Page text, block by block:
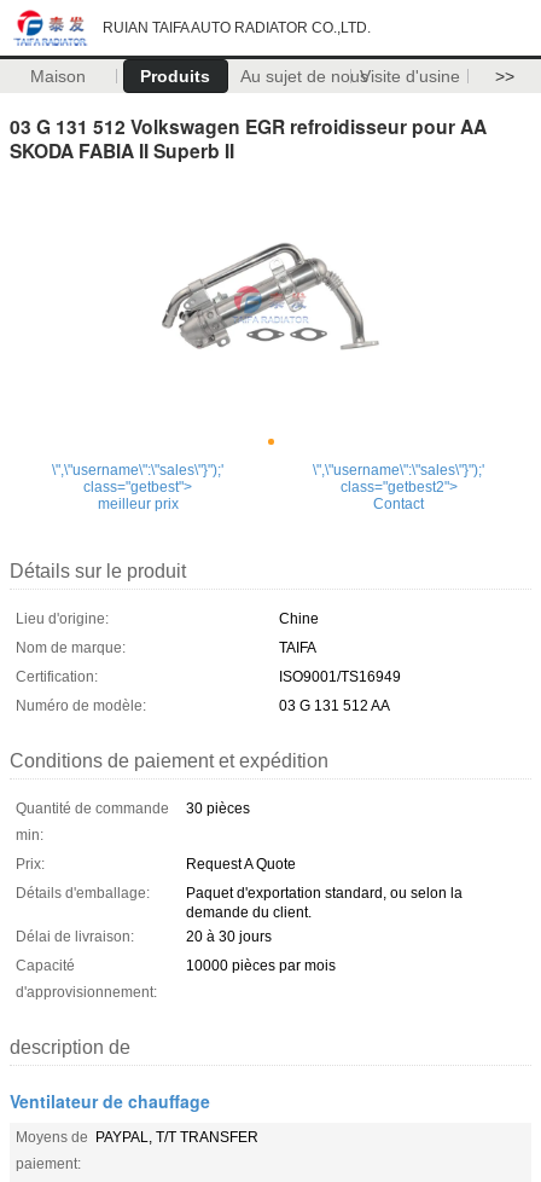
RUIAN TAIFA AUTO RADIATOR CO.,LTD.
Maison Produits Au sujet de nousVisite d'usine >>
03 G 131 512 Volkswagen EGR refroidisseur pour AA
SKODA FABIA II Superb II
\",\"username\":\"sales\"}");'
class="getbest">
meilleur prix
\",\"username\":\"sales\"}");'
class="getbest2">
Contact
Détails sur le produit
Lieu d'origine:
Chine
Nom de marque:
TAIFA
Certification:
ISO9001/TS16949
Numéro de modèle:
03 G 131 512 AA
Conditions de paiement et expédition
Quantité de commande
min:
30 pièces
Prix:
Request A Quote
Détails d'emballage:
Paquet d'exportation standard, ou selon la
demande du client.
Délai de livraison:
20 à 30 jours
Capacité
d'approvisionnement:
10000 pièces par mois
description de
Ventilateur de chauffage
Moyens de
paiement:
PAYPAL, T/T TRANSFER